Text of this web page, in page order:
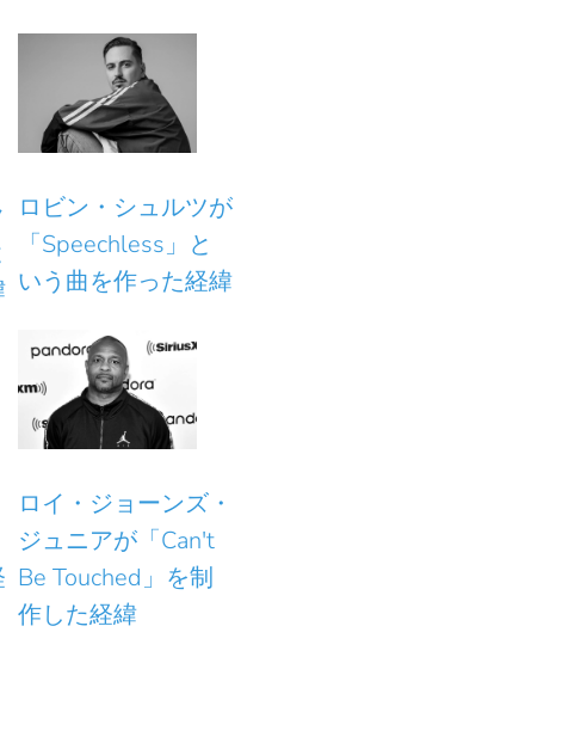
ロビン・シュルツが
「Speechless」と
いう曲を作った経緯
ロイ・ジョーンズ・
ジュニアが「Can't
Be Touched」を制
作した経緯